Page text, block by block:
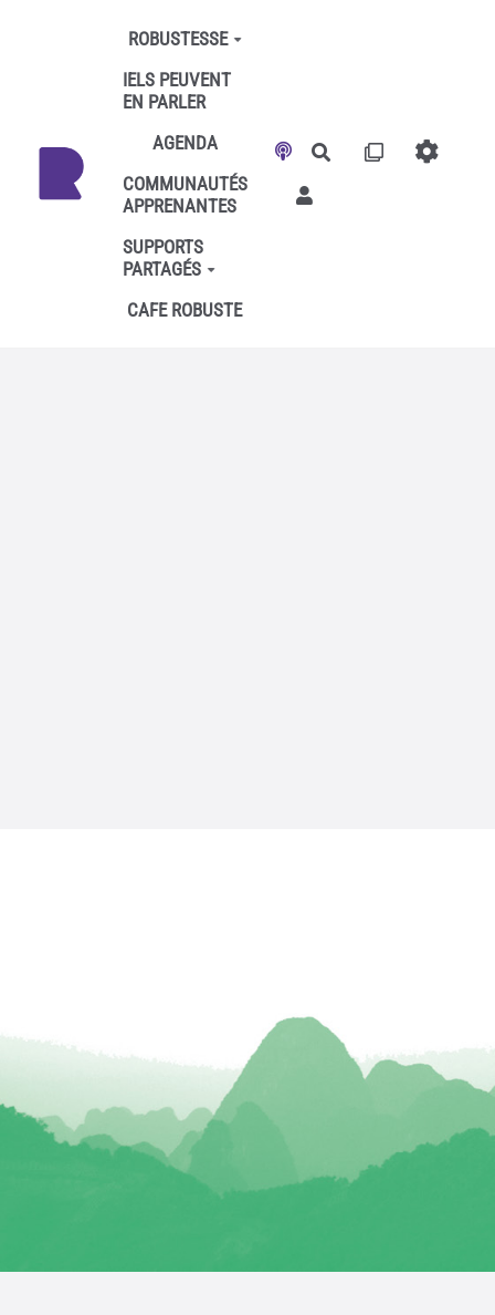
Aller au contenu principal
ROBUSTESSE
IELS PEUVENT
EN PARLER
AGENDA
COMMUNAUTÉS
APPRENANTES
SUPPORTS
PARTAGÉS
CAFE ROBUSTE
Rechercher